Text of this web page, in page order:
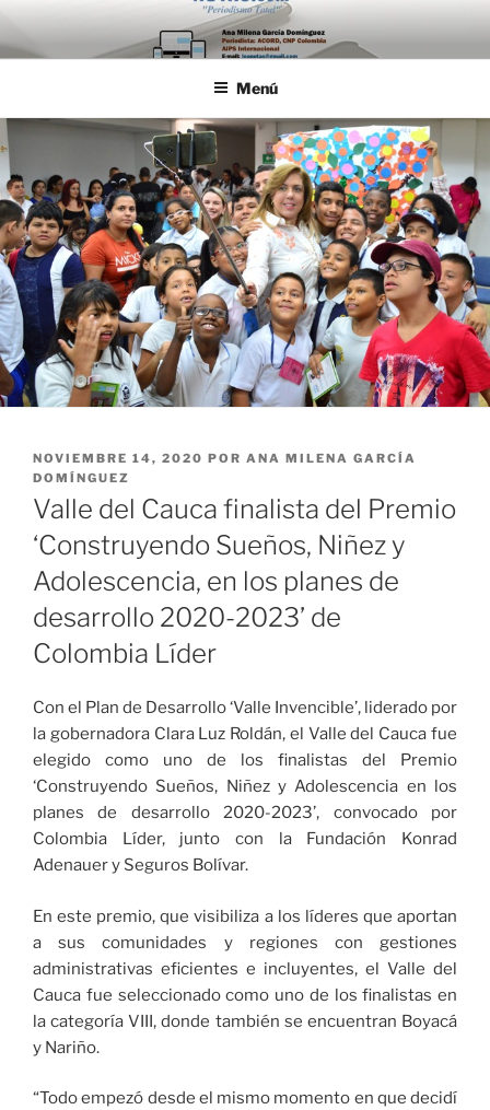
Saltar
al
contenido
Menú
PUBLICADO
EL
NOVIEMBRE 14, 2020 POR ANA MILENA GARCÍA
DOMÍNGUEZ
Valle del Cauca finalista del Premio
‘Construyendo Sueños, Niñez y
Adolescencia, en los planes de
desarrollo 2020-2023’ de
Colombia Líder
Con el Plan de Desarrollo ‘Valle Invencible’, liderado por
la gobernadora Clara Luz Roldán, el Valle del Cauca fue
elegido como uno de los finalistas del Premio
‘Construyendo Sueños, Niñez y Adolescencia en los
planes de desarrollo 2020-2023’, convocado por
Colombia Líder, junto con la Fundación Konrad
Adenauer y Seguros Bolívar.
En este premio, que visibiliza a los líderes que aportan
a sus comunidades y regiones con gestiones
administrativas eficientes e incluyentes, el Valle del
Cauca fue seleccionado como uno de los finalistas en
la categoría VIII, donde también se encuentran Boyacá
y Nariño.
“Todo empezó desde el mismo momento en que decidí